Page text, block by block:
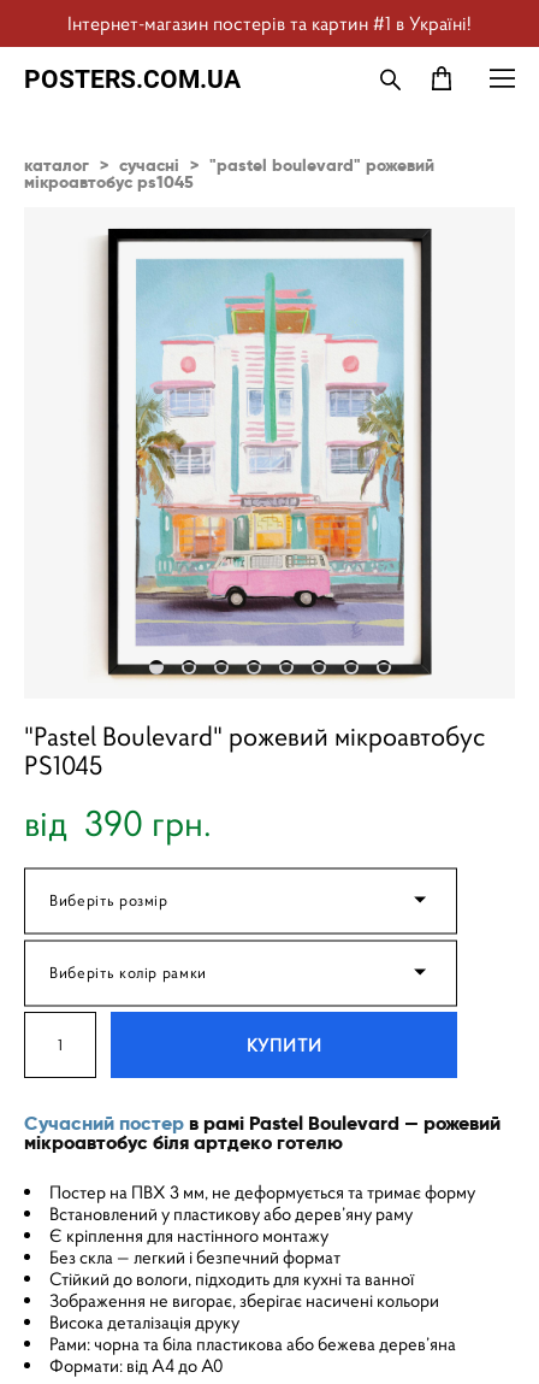
Інтернет-магазин постерів та картин #1 в Україні!
POSTERS.COM.UA
каталог > сучасні > "pastel boulevard" рожевий
мікроавтобус ps1045
"Pastel Boulevard" рожевий мікроавтобус
PS1045
від 390 грн.
Виберіть розмір
Виберіть колір рамки
КУПИТИ
Сучасний постер в рамі Pastel Boulevard — рожевий
мікроавтобус біля артдеко готелю
Постер на ПВХ 3 мм, не деформується та тримає форму
Встановлений у пластикову або дерев’яну раму
Є кріплення для настінного монтажу
Без скла — легкий і безпечний формат
Стійкий до вологи, підходить для кухні та ванної
Зображення не вигорає, зберігає насичені кольори
Висока деталізація друку
Рами: чорна та біла пластикова або бежева дерев’яна
Формати: від A4 до A0